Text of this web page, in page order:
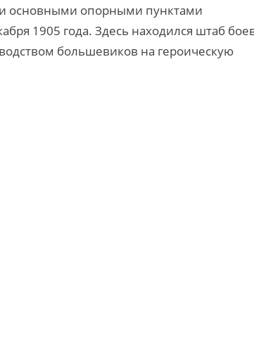
основными опорными пунктами
1905 года. Здесь находился штаб
большевиков на героическую